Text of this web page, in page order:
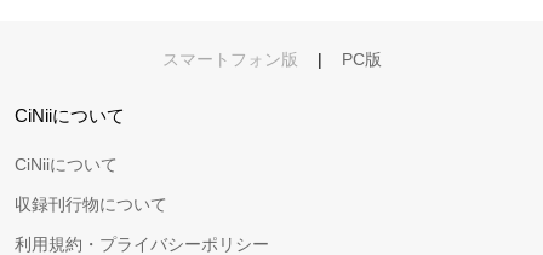
スマートフォン版 | PC版
CiNiiについて
CiNiiについて
収録刊行物について
利用規約・プライバシーポリシー